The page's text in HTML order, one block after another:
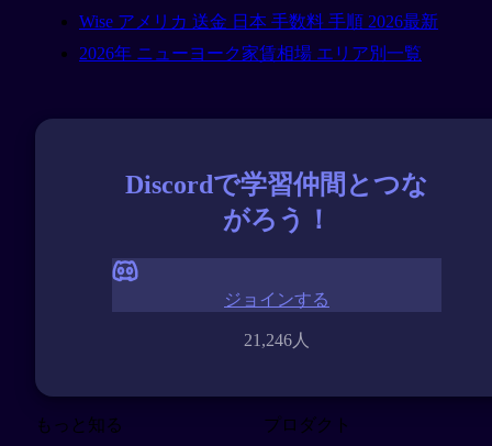
Wise アメリカ 送金 日本 手数料 手順 2026最新
2026年 ニューヨーク家賃相場 エリア別一覧
Discordで学習仲間とつな
がろう！
21,246人
ジョインする
もっと知る プロダクト